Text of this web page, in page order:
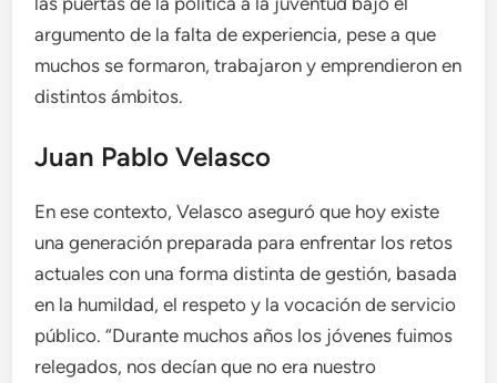
argumento de la falta de experiencia, pese a que
muchos se formaron, trabajaron y emprendieron en
distintos ámbitos.
Juan Pablo Velasco
En ese contexto, Velasco aseguró que hoy existe
una generación preparada para enfrentar los retos
actuales con una forma distinta de gestión, basada
en la humildad, el respeto y la vocación de servicio
público. “Durante muchos años los jóvenes fuimos
relegados, nos decían que no era nuestro